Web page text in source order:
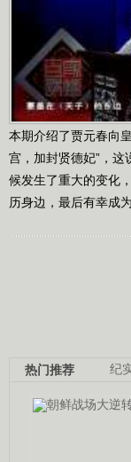
本期介绍了贾元春向
宫，加封贤德妃”，
候发生了重大的变化
历身边，最后有幸成
纪
热门推荐